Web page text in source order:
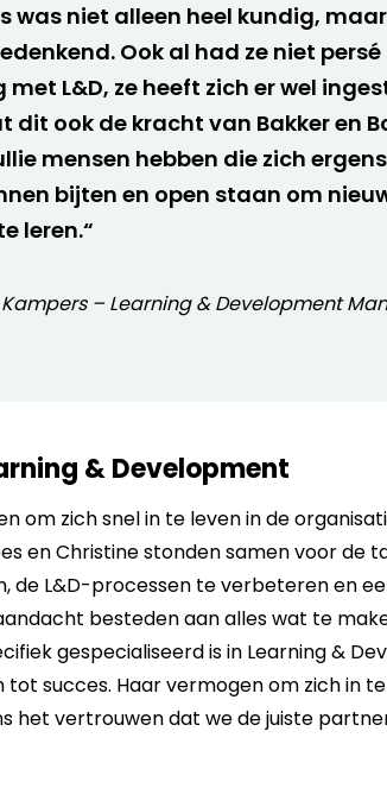
was niet alleen heel kundig,
Ook al had ze niet persé
L&D, ze heeft zich er wel
dit ook de kracht van Bakker en
mensen hebben die zich
bijten en open staan om
leren.“
– Learning & Development
& Development
om zich snel in te leven in de
en Christine stonden samen voor de
de L&D-processen te verbeteren en
besteden aan alles wat te
gespecialiseerd is in Learning &
tot succes. Haar vermogen om zich in
het vertrouwen dat we de juiste